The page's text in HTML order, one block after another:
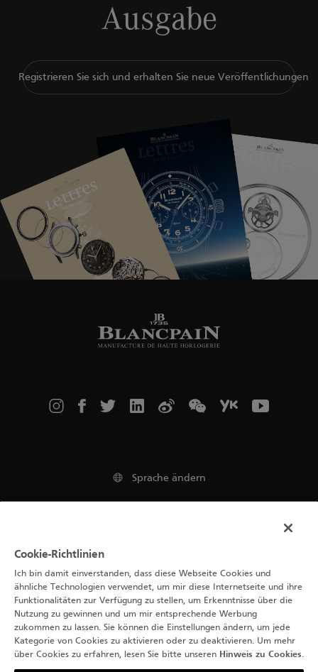
Ausgabe
Registrieren Sie sich und erhalten Sie neue Veröffentlichungen
Sprache ändern
Nutzungsbedingungen
Hinweis zu Cookies
Datenschutzerklärung
Cookie-Richtlinien
Ich bin damit einverstanden, dass diese Webseite Cookies und
ähnliche Technologien verwendet, um mir diese Internetseite und ihre
Funktionalitäten zur Verfügung zu stellen, um Erkenntnisse über die
Nutzung zu gewinnen und um mir entsprechende Werbung
zukommen zu lassen. Sie können die Einstellungen ändern, um jede
Kategorie von Cookies zu aktivieren oder zu deaktivieren. Um mehr
über Cookies zu erfahren, lesen Sie bitte unseren Hinweis zu Cookies.